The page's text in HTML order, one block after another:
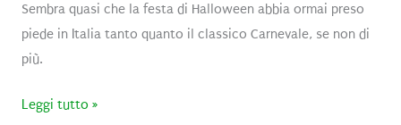
Sembra quasi che la festa di Halloween abbia ormai preso
piede in Italia tanto quanto il classico Carnevale, se non di
più.
Booo…
Leggi tutto »